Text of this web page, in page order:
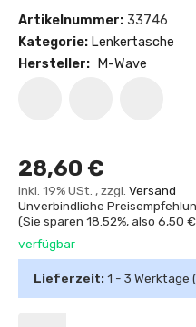
Artikelnummer: 33746
Kategorie: Lenkertasche
Hersteller:
M-Wave
28,60 €
inkl. 19% USt. , zzgl. Versand
Unverbindliche
(Sie sparen 18.52%, also 6,50 €
verfügbar
Lieferzeit: 1 - 3 Werktage